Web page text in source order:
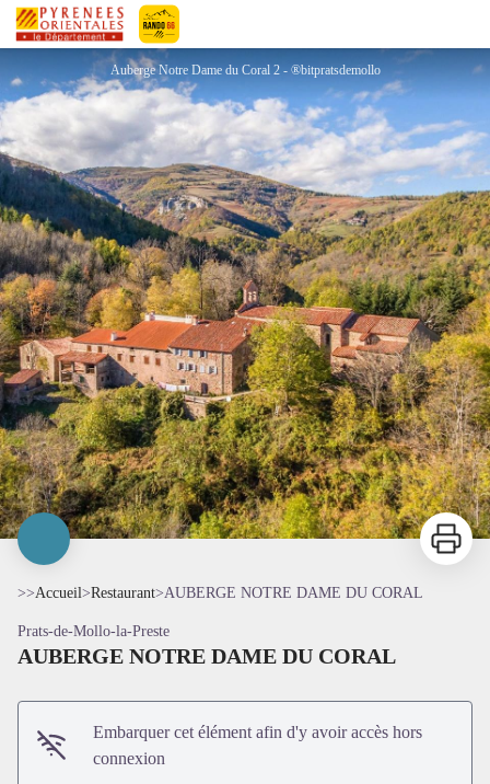
Pyrénées-Orientales Le Département
AUBERGE NOTRE DAME DU CORAL
Auberge Notre Dame du Coral 2 - ®bitpratsdemollo
Imprimer
>>Accueil>Restaurant>AUBERGE NOTRE DAME DU CORAL
Prats-de-Mollo-la-Preste
AUBERGE NOTRE DAME DU CORAL
Embarquer cet élément afin d'y avoir accès hors
connexion